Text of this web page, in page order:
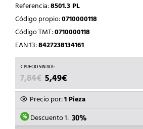
Referencia:8501.3 PL
Código propio:0710000118
Código TMT:0710000118
EAN 13:8427238134161
7,84€ EL
PRECIO
ORIGINAL
ERA:
7,84€.
5,49€
PRECIO
ACTUAL
ES:
5,49€.
Precio por:1 Pieza
Descuento 1: 30%